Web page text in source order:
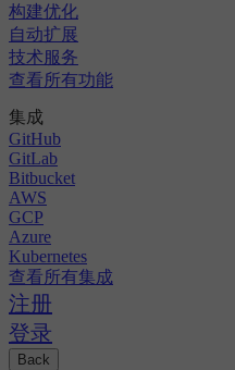
构建优化
自动扩展
技术服务
查看所有功能
集成
GitHub
GitLab
Bitbucket
AWS
GCP
Azure
Kubernetes
查看所有集成
注册
登录
Back